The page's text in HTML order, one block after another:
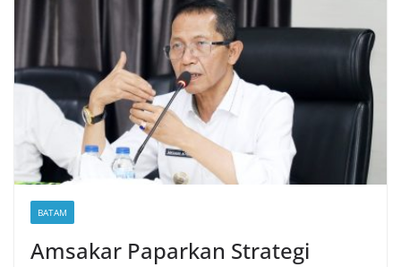
BATAM
Amsakar Paparkan Strategi